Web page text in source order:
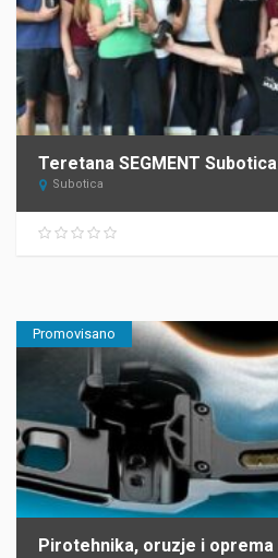
Teretana SEGMENT Subotica
Subotica
Promovisano